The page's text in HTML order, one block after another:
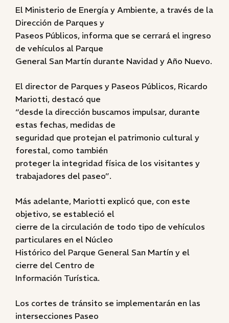
El Ministerio de Energía y Ambiente, a través de la
Dirección de Parques y
Paseos Públicos, informa que se cerrará el ingreso
de vehículos al Parque
General San Martín durante Navidad y Año Nuevo.
El director de Parques y Paseos Públicos, Ricardo
Mariotti, destacó que
“desde la dirección buscamos impulsar, durante
estas fechas, medidas de
seguridad que protejan el patrimonio cultural y
forestal, como también
proteger la integridad física de los visitantes y
trabajadores del paseo”.
Más adelante, Mariotti explicó que, con este
objetivo, se estableció el
cierre de la circulación de todo tipo de vehículos
particulares en el Núcleo
Histórico del Parque General San Martín y el
cierre del Centro de
Información Turística.
Los cortes de tránsito se implementarán en las
intersecciones Paseo